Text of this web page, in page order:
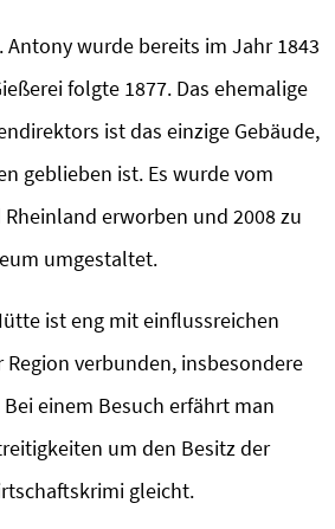
Antony wurde bereits im Jahr 1843
folgte 1877. Das ehemalige
ist das einzige Gebäude,
geblieben ist. Es wurde vom
erworben und 2008 zu
umgestaltet.
ist eng mit einflussreichen
verbunden, insbesondere
einem Besuch erfährt man
um den Besitz der
gleicht.